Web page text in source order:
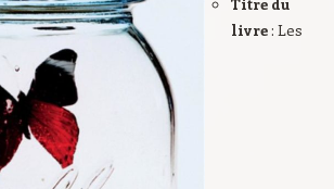
livre: Les